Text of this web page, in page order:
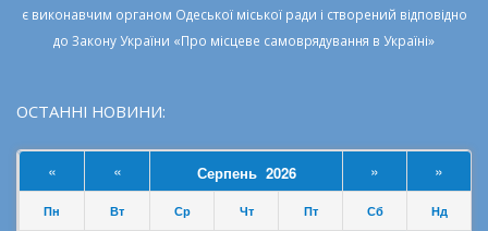
є виконавчим органом Одеської міської ради і створений відповідно
до Закону України «Про місцеве самоврядування в Україні»
ОСТАННІ НОВИНИ:
« « Серпень 2026 » »
Пн Вт Ср Чт Пт Сб Нд